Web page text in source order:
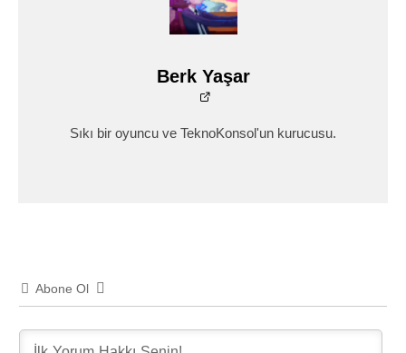
Berk Yaşar
Sıkı bir oyuncu ve TeknoKonsol'un kurucusu.
Abone Ol